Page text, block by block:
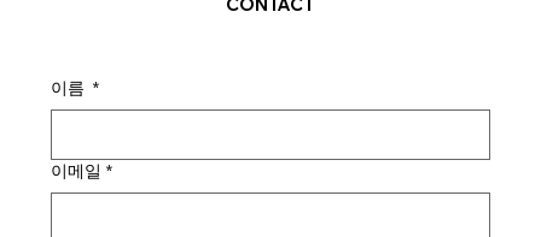
이름 *
이메일 *